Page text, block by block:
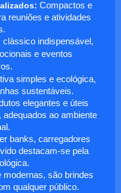
: Compactos e
reuniões e atividades
clássico indispensável,
e eventos
simples e ecológica,
sustentáveis.
elegantes e úteis
ao ambiente
banks, carregadores
destacam-se pela
modernas, são brindes
qualquer público.